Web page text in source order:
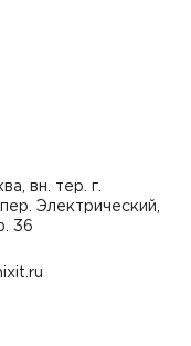
вн. тер. г.
Электрический,
36